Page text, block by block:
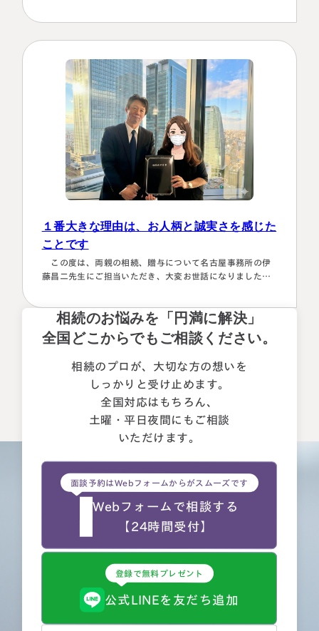
ず、届いた書類を全部加藤先生へメールで送ってまとめあ
げて頂きました。心配で同じこと…
１番大きな理由は、お人柄と誠実さを感じた
ことです
この度は、両親の相続、贈与について名古屋事務所の伊
藤昌二先生にご担当いただき、大変お世話になりました。
ュートラルでした。 ②丁寧なご対応とわかりやすい説明で
した。 素人がわかりやすいように、わかるまで何度も教
えて下さいました。 ③お人柄と同様に、専門家として全面
相続のお悩みを「円満に解決」
全国どこからでもご相談ください。
相続のプロが、大切な方の想いを
しっかりと受け止めます。
全国対応はもちろん、
土曜・平日夜間にもご相談
いただけます。
面談予約はWebフォームからがスムーズです
Webフォームで相談する
【24時間受付】
登録で無料プレゼント
公式LINEを友だち追加